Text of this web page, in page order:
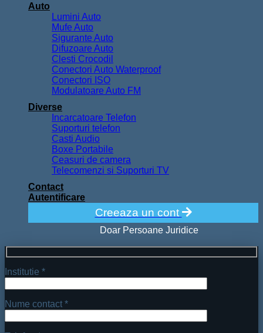
Auto
Lumini Auto
Mufe Auto
Sigurante Auto
Difuzoare Auto
Clesti Crocodil
Conectori Auto Waterproof
Conectori ISO
Modulatoare Auto FM
Diverse
Incarcatoare Telefon
Suporturi telefon
Casti Audio
Boxe Portabile
Ceasuri de camera
Telecomenzi si Suporturi TV
Contact
Autentificare
Creeaza un cont
Doar Persoane Juridice
Institutie *
Nume contact *